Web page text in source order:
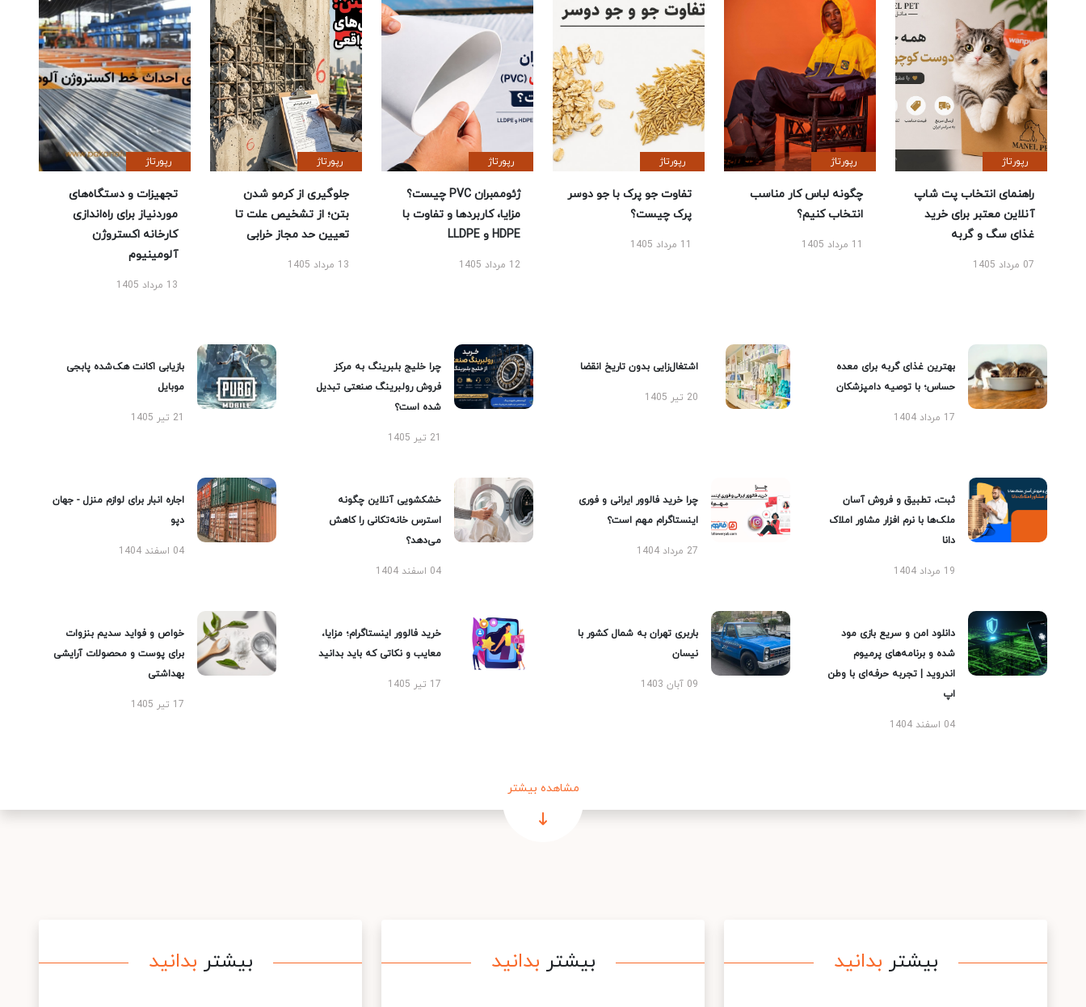
رپورتاژ
راهنمای انتخاب پت شاپ
آنلاین معتبر برای خرید
غذای سگ و گربه
07 مرداد 1405
رپورتاژ
چگونه لباس کار مناسب
انتخاب کنیم؟
11 مرداد 1405
رپورتاژ
تفاوت جو پرک با جو دوسر
پرک چیست؟
11 مرداد 1405
رپورتاژ
ژئوممبران PVC چیست؟
مزایا، کاربردها و تفاوت با
HDPE و LLDPE
12 مرداد 1405
رپورتاژ
جلوگیری از کرمو شدن
بتن؛ از تشخیص علت تا
تعیین حد مجاز خرابی
13 مرداد 1405
رپورتاژ
تجهیزات و دستگاه‌های
موردنیاز برای راه‌اندازی
کارخانه اکستروژن
آلومینیوم
13 مرداد 1405
بهترین غذای گربه برای معده
حساس؛ با توصیه دامپزشکان
17 مرداد 1404
اشتغال‌زایی بدون تاریخ انقضا
20 تیر 1405
چرا خلیج بلبرینگ به مرکز
فروش رولبرینگ صنعتی تبدیل
شده است؟
21 تیر 1405
بازیابی اکانت هک‌شده پابجی
موبایل
21 تیر 1405
ثبت، تطبیق و فروش آسان
ملک‌ها با نرم افزار مشاور املاک
دانا
19 مرداد 1404
چرا خرید فالوور ایرانی و فوری
اینستاگرام مهم است؟
27 مرداد 1404
خشکشویی آنلاین چگونه
استرس خانه‌تکانی را کاهش
می‌دهد؟
04 اسفند 1404
اجاره انبار برای لوازم منزل - جهان
دپو
04 اسفند 1404
دانلود امن و سریع بازی مود
شده و برنامه‌های پرمیوم
اندروید | تجربه حرفه‌ای با وطن
اپ
04 اسفند 1404
باربری تهران به شمال کشور با
نیسان
09 آبان 1403
خرید فالوور اینستاگرام؛ مزایا،
معایب و نکاتی که باید بدانید
17 تیر 1405
خواص و فواید سدیم بنزوات
برای پوست و محصولات آرایشی
بهداشتی
17 تیر 1405
مشاهده بیشتر
بیشتر بدانید بیشتر بدانید بیشتر بدانید